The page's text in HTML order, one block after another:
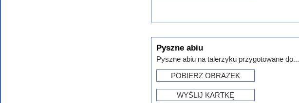
Pyszne abiu
Pyszne abiu na talerzyku przygotowane do...
POBIERZ OBRAZEK
WYŚLIJ KARTKĘ